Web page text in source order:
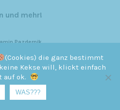
und mehr!
Pazdernik
(Cookies) die ganz bestimmt
Kekse will, klickt einfach
auf ok.
WAS???